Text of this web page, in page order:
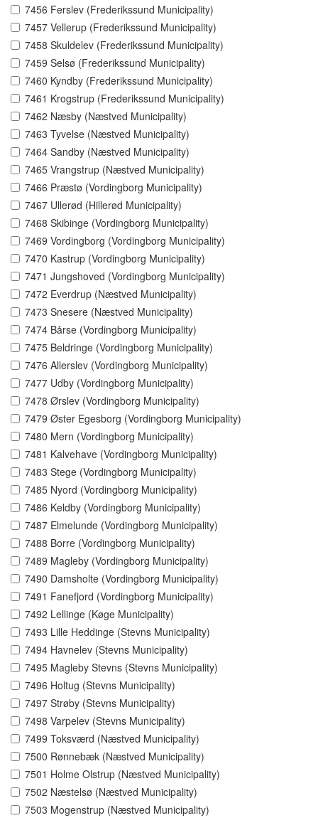
7456 Ferslev (Frederikssund Municipality)
7457 Vellerup (Frederikssund Municipality)
7458 Skuldelev (Frederikssund Municipality)
7459 Selsø (Frederikssund Municipality)
7460 Kyndby (Frederikssund Municipality)
7461 Krogstrup (Frederikssund Municipality)
7462 Næsby (Næstved Municipality)
7463 Tyvelse (Næstved Municipality)
7464 Sandby (Næstved Municipality)
7465 Vrangstrup (Næstved Municipality)
7466 Præstø (Vordingborg Municipality)
7467 Ullerød (Hillerød Municipality)
7468 Skibinge (Vordingborg Municipality)
7469 Vordingborg (Vordingborg Municipality)
7470 Kastrup (Vordingborg Municipality)
7471 Jungshoved (Vordingborg Municipality)
7472 Everdrup (Næstved Municipality)
7473 Snesere (Næstved Municipality)
7474 Bårse (Vordingborg Municipality)
7475 Beldringe (Vordingborg Municipality)
7476 Allerslev (Vordingborg Municipality)
7477 Udby (Vordingborg Municipality)
7478 Ørslev (Vordingborg Municipality)
7479 Øster Egesborg (Vordingborg Municipality)
7480 Mern (Vordingborg Municipality)
7481 Kalvehave (Vordingborg Municipality)
7483 Stege (Vordingborg Municipality)
7485 Nyord (Vordingborg Municipality)
7486 Keldby (Vordingborg Municipality)
7487 Elmelunde (Vordingborg Municipality)
7488 Borre (Vordingborg Municipality)
7489 Magleby (Vordingborg Municipality)
7490 Damsholte (Vordingborg Municipality)
7491 Fanefjord (Vordingborg Municipality)
7492 Lellinge (Køge Municipality)
7493 Lille Heddinge (Stevns Municipality)
7494 Havnelev (Stevns Municipality)
7495 Magleby Stevns (Stevns Municipality)
7496 Holtug (Stevns Municipality)
7497 Strøby (Stevns Municipality)
7498 Varpelev (Stevns Municipality)
7499 Toksværd (Næstved Municipality)
7500 Rønnebæk (Næstved Municipality)
7501 Holme Olstrup (Næstved Municipality)
7502 Næstelsø (Næstved Municipality)
7503 Mogenstrup (Næstved Municipality)